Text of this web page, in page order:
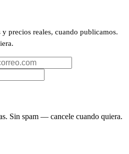
precios reales, cuando publicamos.
Sin spam — cancele cuando quiera.